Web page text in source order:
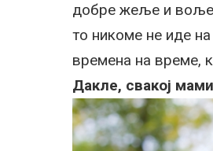
добре жеље и воље,
то никоме не иде
времена на време,
Дакле, свакој